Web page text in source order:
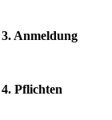
3. Anmeldung
4. Pflichten